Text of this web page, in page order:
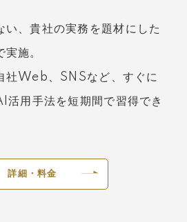
い、貴社の実務を題材にした
施。
社Web、SNSなど、すぐに
活用手法を短期間で習得でき
詳細・料金